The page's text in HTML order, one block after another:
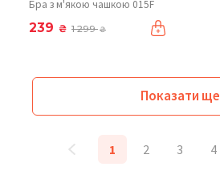
Бра з м'якою чашкою 015F
239 ₴ 1 299₴
Показати ще
1 2 3 4